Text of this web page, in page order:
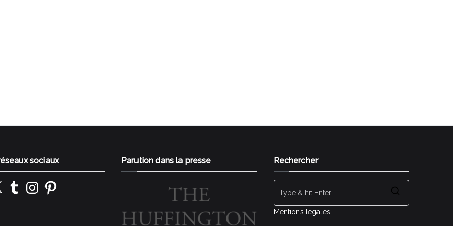
sociaux
TumblrInstagramPinterest
Parution dans la presse Rechercher
Mentions légales